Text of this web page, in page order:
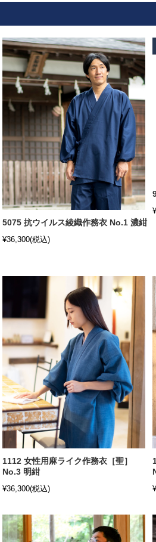
5075 抗ウイルス綾織作務衣 No.1 濃紺
¥36,300(税込)
1112 女性用麻ライク作務衣［聖］
No.3 明紺
¥36,300(税込)